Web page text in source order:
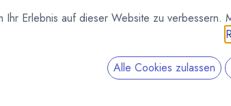
Ihr Erlebnis auf dieser Website zu
Alle Cookies zulassen